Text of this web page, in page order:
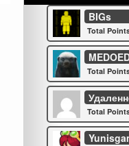
BIGs
Total
Total
Total